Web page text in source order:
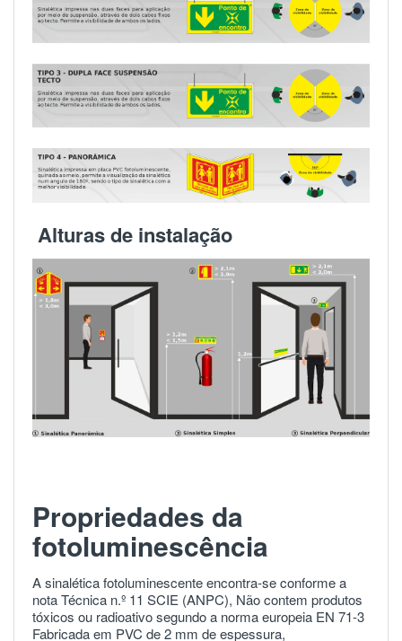
Alturas de instalação
Propriedades da
fotoluminescência
A sinalética fotoluminescente encontra-se conforme a
nota Técnica n.º 11 SCIE (ANPC), Não contem produtos
tóxicos ou radioativo segundo a norma europeia EN 71-3
Fabricada em PVC de 2 mm de espessura,